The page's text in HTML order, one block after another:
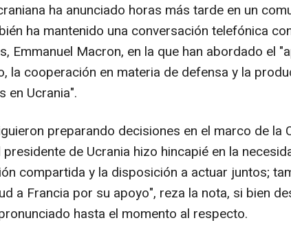
ha anunciado horas más tarde en un
ha mantenido una conversación telefónica
Emmanuel Macron, en la que han abordado el
la cooperación en materia de defensa y la
en Ucrania".
preparando decisiones en el marco de la
de Ucrania hizo hincapié en la
compartida y la disposición a actuar juntos;
a Francia por su apoyo", reza la nota, si bien
hasta el momento al respecto.